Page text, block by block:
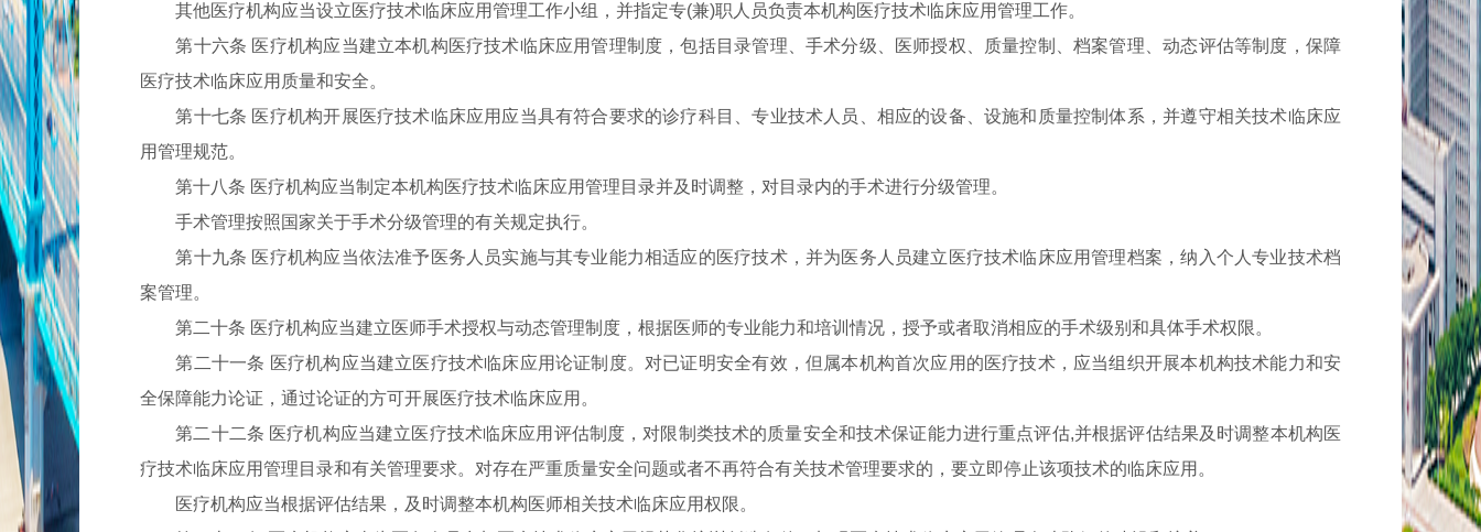
其他医疗机构应当设立医疗技术临床应用管理工作小组，并指定专(兼)职人员负责本机构医疗技术临床应用管理工作。
第十六条 医疗机构应当建立本机构医疗技术临床应用管理制度，包括目录管理、手术分级、医师授权、质量控制、档案管理、动态评估等制度，保障
医疗技术临床应用质量和安全。
第十七条 医疗机构开展医疗技术临床应用应当具有符合要求的诊疗科目、专业技术人员、相应的设备、设施和质量控制体系，并遵守相关技术临床应
用管理规范。
第十八条 医疗机构应当制定本机构医疗技术临床应用管理目录并及时调整，对目录内的手术进行分级管理。
手术管理按照国家关于手术分级管理的有关规定执行。
第十九条 医疗机构应当依法准予医务人员实施与其专业能力相适应的医疗技术，并为医务人员建立医疗技术临床应用管理档案，纳入个人专业技术档
案管理。
第二十条 医疗机构应当建立医师手术授权与动态管理制度，根据医师的专业能力和培训情况，授予或者取消相应的手术级别和具体手术权限。
第二十一条 医疗机构应当建立医疗技术临床应用论证制度。对已证明安全有效，但属本机构首次应用的医疗技术，应当组织开展本机构技术能力和安
全保障能力论证，通过论证的方可开展医疗技术临床应用。
第二十二条 医疗机构应当建立医疗技术临床应用评估制度，对限制类技术的质量安全和技术保证能力进行重点评估,并根据评估结果及时调整本机构医
疗技术临床应用管理目录和有关管理要求。对存在严重质量安全问题或者不再符合有关技术管理要求的，要立即停止该项技术的临床应用。
医疗机构应当根据评估结果，及时调整本机构医师相关技术临床应用权限。